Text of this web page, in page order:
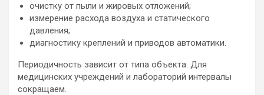
очистку от пыли и жировых отложений;
измерение расхода воздуха и статического
давления;
диагностику креплений и приводов автоматики.
Периодичность зависит от типа объекта. Для
медицинских учреждений и лабораторий интервалы
сокращаем.